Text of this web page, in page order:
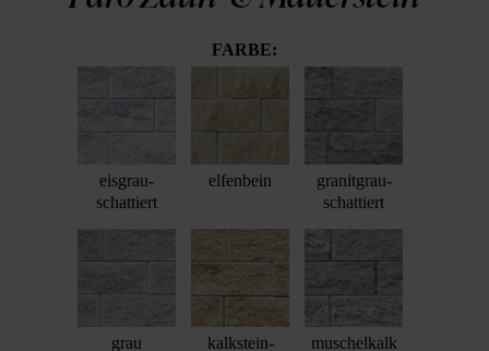
FARBE:
eisgrau-
schattiert
elfenbein
granitgrau-
schattiert
grau
kalkstein-
muschelkalk